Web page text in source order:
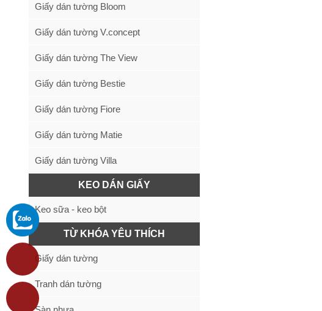
Giấy dán tường Bloom
Giấy dán tường V.concept
Giấy dán tường The View
Giấy dán tường Bestie
Giấy dán tường Fiore
Giấy dán tường Matie
Giấy dán tường Villa
KEO DÁN GIẤY
Keo sữa - keo bột
TỪ KHÓA YÊU THÍCH
Giấy dán tường
Tranh dán tường